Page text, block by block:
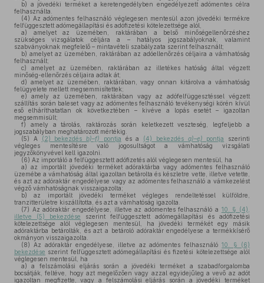
b) a jövedéki terméket a keretengedélyben engedélyezett adómentes célra
felhasználta.
(4) Az adómentes felhasználó véglegesen mentesül azon jövedéki termékre
felfüggesztett adómegállapítási és adófizetési kötelezettsége alól,
a) amelyet az üzemében, raktárában a belső minőségellenőrzéshez
szükséges vizsgálatok céljára a – hatályos jogszabályoknak, valamint
szabványoknak megfelelő – mintavételi szabályzata szerint felhasznált;
b) amelyet az üzemében, raktárában az adóellenőrzés céljaira a vámhatóság
felhasznált;
c) amelyet az üzemében, raktárában az illetékes hatóság által végzett
minőség-ellenőrzés céljaira adtak át;
d) amelyet az üzemében, raktárában, vagy onnan kitárolva a vámhatóság
felügyelete mellett megsemmisítettek;
e) amely az üzemében, raktárában vagy az adófelfüggesztéssel végzett
szállítás során baleset vagy az adómentes felhasználó tevékenységi körén kívül
eső elháríthatatlan ok következtében – kivéve a lopás esetét – igazoltan
megsemmisült;
f) amely a tárolás, raktározás során keletkezett veszteség, legfeljebb a
jogszabályban meghatározott mértékig.
(5) A (2) bekezdés b)–f) pontja és a (4) bekezdés a)–e) pontja
szerinti
végleges mentesítésre való jogosultságot a vámhatóság vizsgálati
jegyzőkönyvével kell igazolni.
(6) Az importáló a felfüggesztett adófizetés alól véglegesen mentesül, ha
a) az importált jövedéki terméket adóraktárba vagy adómentes felhasználó
üzemébe a vámhatóság által igazoltan betárolta és készletre vette, illetve vetette,
és azt az adóraktár engedélyese vagy az adómentes felhasználó a vámkezelést
végző vámhatóságnak visszaigazolta;
b) az importált jövedéki terméket végleges rendeltetéssel külföldre,
tranzitterületre kiszállította, és azt a vámhatóság igazolta.
(7) Az adóraktár engedélyese, illetve az adómentes felhasználó a 10. § (4),
illetve (5) bekezdése szerint felfüggesztett adómegállapítási és adófizetési
kötelezettsége alól véglegesen mentesül, ha jövedéki termékét egy másik
adóraktárba betárolták, és azt a betároló adóraktár engedélyese a termékkísérő
okmányon visszaigazolta.
(8) Az adóraktár engedélyese, illetve az adómentes felhasználó10. § (6)
bekezdése szerint felfüggesztett adómegállapítási és fizetési kötelezettsége alól
véglegesen mentesül, ha
a) a felszámolási eljárás során a jövedéki terméket a szabadforgalomba
bocsátják, feltéve, hogy azt megelőzően vagy azzal egyidejűleg a vevő az adót
igazoltan megfizette, vagy a felszámolási eljárás során a jövedéki terméket